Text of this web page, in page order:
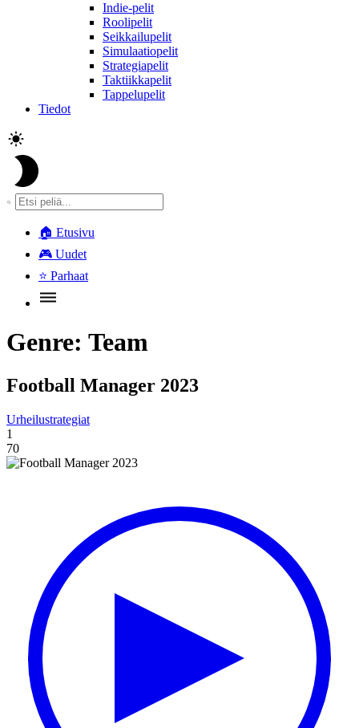
Indie-pelit
Roolipelit
Seikkailupelit
Simulaatiopelit
Strategiapelit
Taktiikkapelit
Tappelupelit
Tiedot
🏠 Etusivu
🎮 Uudet
⭐ Parhaat
Genre: Team
Football Manager 2023
Urheilustrategiat
1
70